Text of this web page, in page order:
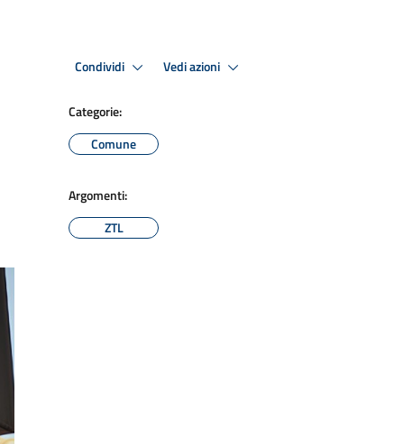
Condividi Vedi azioni
Categorie:
Comune
Argomenti:
ZTL